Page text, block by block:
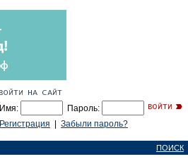
Имя:
Пароль:
Регистрация
Забыли пароль?
ПОИСК